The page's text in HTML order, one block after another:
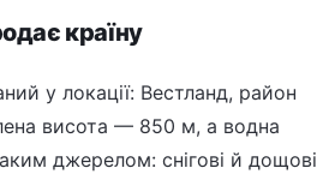
країну
у локації: Вестланд, район
висота — 850 м, а водна
джерелом: снігові й дощові